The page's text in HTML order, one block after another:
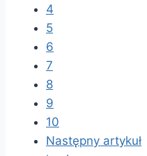
4
5
6
7
8
9
10
Następny artykuł